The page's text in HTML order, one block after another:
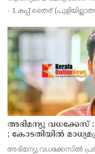
- 1 കപ്പ് തൈര്
ആവശ്യത്തിന് പഞ്ചസാര -
അഭിമന്യു വധക്കേസ് :
; കോടതിയിൽ
ഹാജരാകാൻ
അഭിമന്യു വധക്കേസിൽ